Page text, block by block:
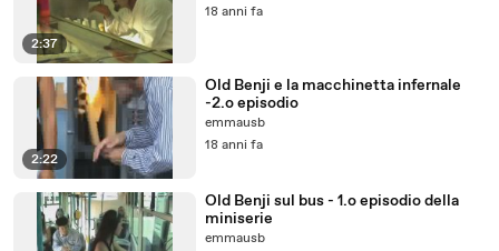
2:37
18 anni fa
2:22
Old Benji e la macchinetta infernale
-2.o episodio
emmausb
18 anni fa
Old Benji sul bus - 1.o episodio della
miniserie
emmausb